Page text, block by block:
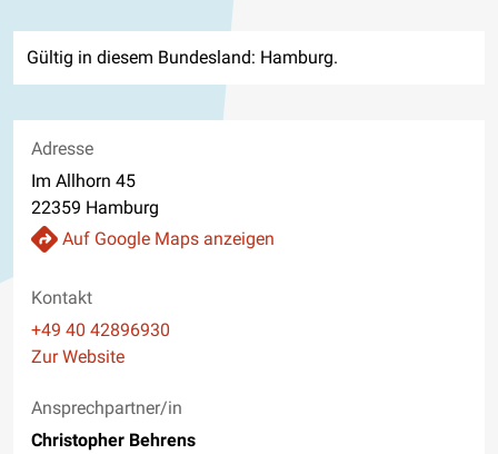
Gültig in diesem Bundesland: Hamburg.
Adresse
Im Allhorn 45
22359 Hamburg
Auf Google Maps anzeigen
Kontakt
Telefon
+49 40 42896930
Website
Zur Website
Ansprechpartner/in
Christopher Behrens